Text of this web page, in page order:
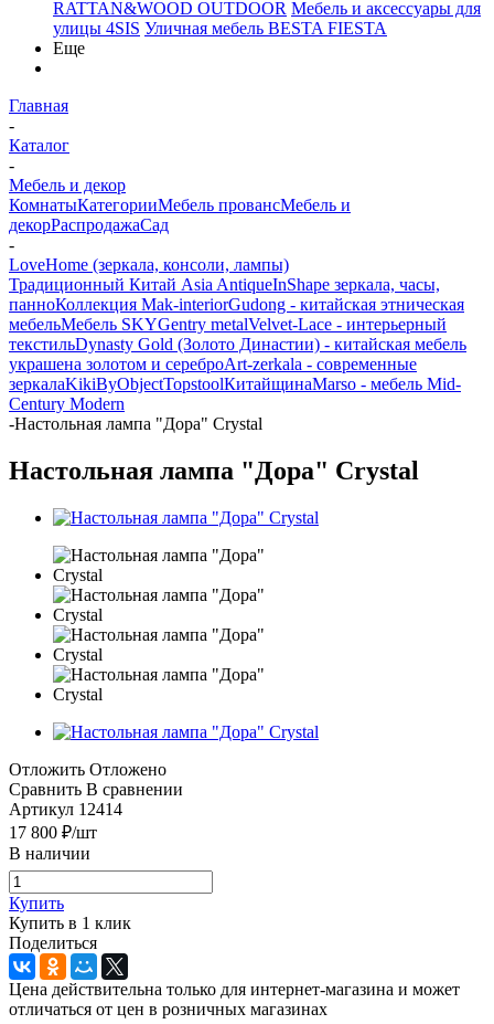
RATTAN&WOOD OUTDOOR Мебель и аксессуары для
улицы 4SIS Уличная мебель BESTA FIESTA
Еще
Главная
-
Каталог
-
Мебель и декор
КомнатыКатегорииМебель провансМебель и
декорРаспродажаСад
-
LoveHome (зеркала, консоли, лампы)
Традиционный Китай Asia AntiqueInShape зеркала, часы,
панноКоллекция Mak-interiorGudong - китайская этническая
мебельМебель SKYGentry metalVelvet-Lace - интерьерный
текстильDynasty Gold (Золото Династии) - китайская мебель
украшена золотом и сереброArt-zerkala - современные
зеркалаKikiByObjectTopstoolКитайщинаMarso - мебель Mid-
Century Modern
-Настольная лампа "Дора" Crystal
Настольная лампа "Дора" Crystal
Отложить Отложено
Сравнить В сравнении
Артикул 12414
17 800 ₽/шт
В наличии
Купить
Купить в 1 клик
Поделиться
Цена действительна только для интернет-магазина и может
отличаться от цен в розничных магазинах